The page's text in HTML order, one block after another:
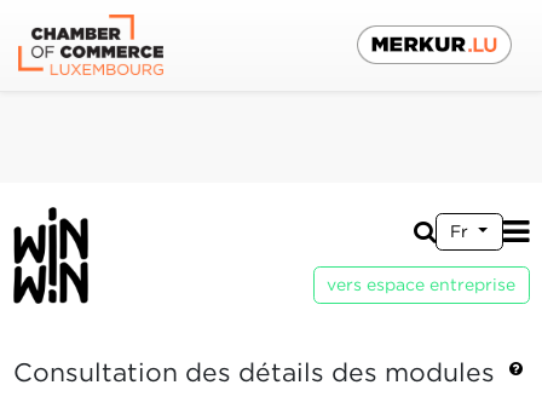
Fr
vers espace entreprise
Consultation des détails des modules